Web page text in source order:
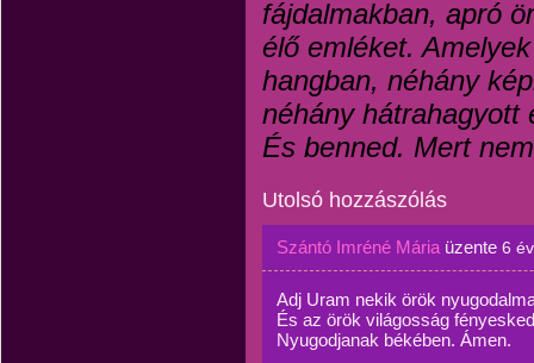
fájdalmakban, apró
élő emléket.
hangban, néhány
néhány hátrahagyott
És benned. Mert
Utolsó hozzászólás
Szántó Imréné Mária üzente 6
Adj Uram nekik örök
És az örök világosság
Nyugodjanak békében. Ámen.